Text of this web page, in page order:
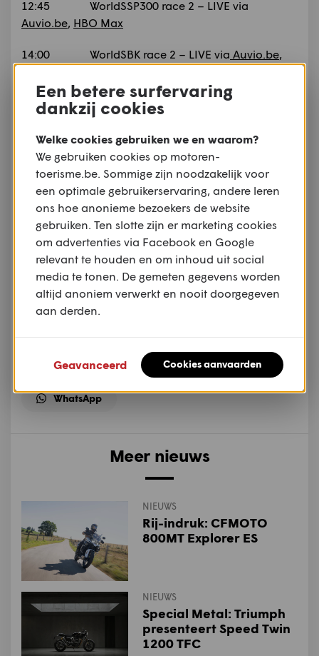
12:45 WorldSSP300 race 2 – LIVE via
Auvio.be, HBO Max
14:00 WorldSBK race 2 – LIVE via Auvio.be,
15:30 WorldSSP race 2 – LIVE via
Tekst:Bart Jacobs
Foto's : Honda Racing Corporation, BMW Group
Press/BMW Motorrad Motorsport
Geschreven op 16 oktober 2024
Facebook Twitter Mail
WhatsApp
Meer nieuws
NIEUWS
Rij-indruk: CFMOTO
800MT Explorer ES
NIEUWS
Special Metal: Triumph
presenteert Speed Twin
1200 TFC
Een betere surfervaring
dankzij cookies
Welke cookies gebruiken we en waarom?
We gebruiken cookies op motoren-
toerisme.be. Sommige zijn noodzakelijk voor
een optimale gebruikerservaring, andere leren
ons hoe anonieme bezoekers de website
gebruiken. Ten slotte zijn er marketing cookies
om advertenties via Facebook en Google
relevant te houden en om inhoud uit social
media te tonen. De gemeten gegevens worden
altijd anoniem verwerkt en nooit doorgegeven
aan derden.
Geavanceerd Cookies aanvaarden